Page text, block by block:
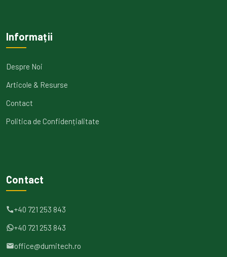
Informații
Despre Noi
Articole & Resurse
Contact
Politica de Confidențialitate
Contact
+40 721 253 843
+40 721 253 843
office@dumitech.ro